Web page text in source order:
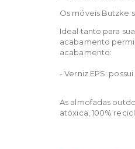
Os móveis Butzke
Ideal tanto para
acabamento
acabamento:
- Verniz EPS:
As almofadas
atóxica, 100%